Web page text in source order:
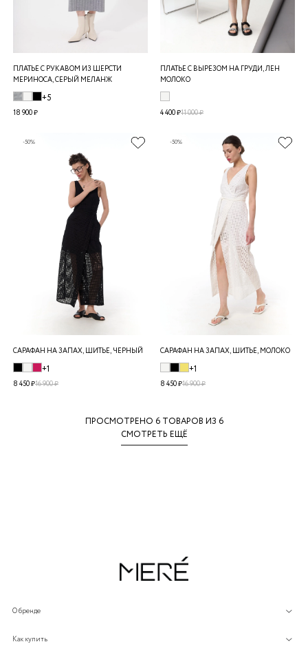
ПЛАТЬЕ С РУКАВОМ ИЗ ШЕРСТИ
МЕРИНОСА, СЕРЫЙ МЕЛАНЖ
+5
18 900 ₽
ПЛАТЬЕ С ВЫРЕЗОМ НА ГРУДИ, ЛЕН
МОЛОКО
4 400 ₽11 000 ₽
-50%
САРАФАН НА ЗАПАХ, ШИТЬЕ, ЧЕРНЫЙ
+1
8 450 ₽16 900 ₽
-50%
САРАФАН НА ЗАПАХ, ШИТЬЕ, МОЛОКО
+1
8 450 ₽16 900 ₽
ПРОСМОТРЕНО 6ТОВАРОВ ИЗ 6
СМОТРЕТЬ ЕЩЁ
О бренде
Как купить